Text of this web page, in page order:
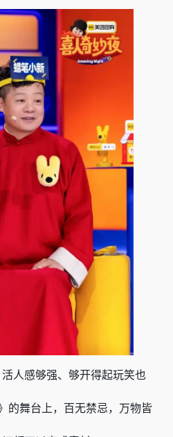
人感够强、够开得起玩笑也
的舞台上，百无禁忌，万物皆